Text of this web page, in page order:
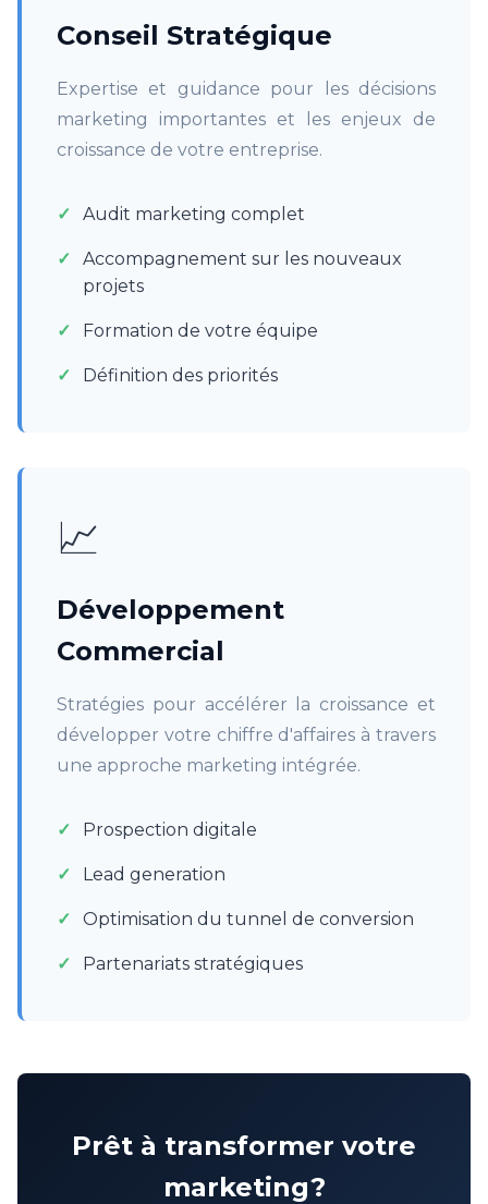
Conseil Stratégique
Expertise et guidance pour les décisions
marketing importantes et les enjeux de
croissance de votre entreprise.
Audit marketing complet
Accompagnement sur les nouveaux
projets
Formation de votre équipe
Définition des priorités
📈
Développement
Commercial
Stratégies pour accélérer la croissance et
développer votre chiffre d'affaires à travers
une approche marketing intégrée.
Prospection digitale
Lead generation
Optimisation du tunnel de conversion
Partenariats stratégiques
Prêt à transformer votre
marketing?